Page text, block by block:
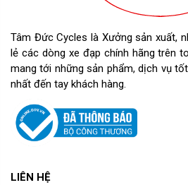
Tâm Đức Cycles là Xưởng sản xuất,
lẻ các dòng xe đạp chính hãng trên
mang tới những sản phẩm, dịch vụ
nhất đến tay khách hàng.
LIÊN HỆ